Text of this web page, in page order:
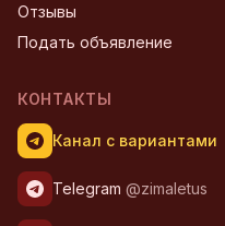
Отзывы
Подать объявление
КОНТАКТЫ
Канал с вариантами
Telegram @zimaletus